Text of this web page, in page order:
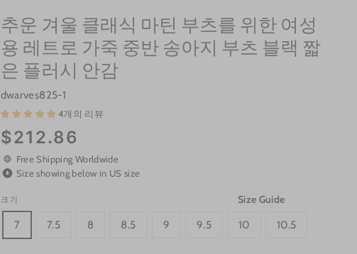
추운 겨울 클래식 마틴 부츠를 위한 여성
용 레트로 가죽 중반 송아지 부츠 블랙 짧
은 플러시 안감
dwarves825-1
4개의 리뷰
Regular
price
$212.86
Free Shipping Worldwide
Size showing below in US size
Size Guide
크기
7 7.5 8 8.5 9 9.5 10 10.5